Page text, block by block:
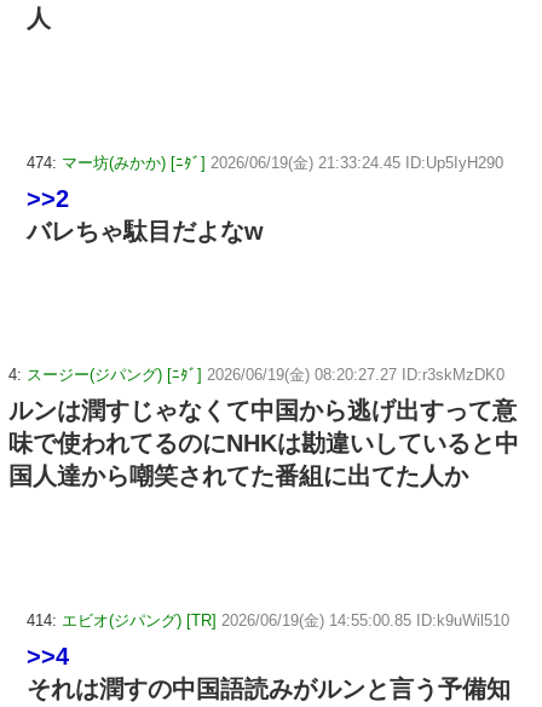
人
474: マー坊(みかか) [ﾆﾀﾞ] 2026/06/19(金) 21:33:24.45 ID:Up5IyH290
>>2
バレちゃ駄目だよなw
4: スージー(ジパング) [ﾆﾀﾞ] 2026/06/19(金) 08:20:27.27 ID:r3skMzDK0
ルンは潤すじゃなくて中国から逃げ出すって意
味で使われてるのにNHKは勘違いしていると中
国人達から嘲笑されてた番組に出てた人か
414: エビオ(ジパング) [TR] 2026/06/19(金) 14:55:00.85 ID:k9uWil510
>>4
それは潤すの中国語読みがルンと言う予備知